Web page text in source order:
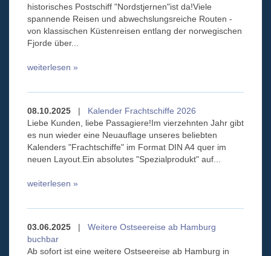
historisches Postschiff "Nordstjernen"ist da!Viele
spannende Reisen und abwechslungsreiche Routen -
von klassischen Küstenreisen entlang der norwegischen
Fjorde über...
weiterlesen »
08.10.2025 | Kalender Frachtschiffe 2026
Liebe Kunden, liebe Passagiere!Im vierzehnten Jahr gibt
es nun wieder eine Neuauflage unseres beliebten
Kalenders "Frachtschiffe" im Format DIN A4 quer im
neuen Layout.Ein absolutes "Spezialprodukt" auf...
weiterlesen »
03.06.2025 | Weitere Ostseereise ab Hamburg
buchbar
Ab sofort ist eine weitere Ostseereise ab Hamburg in